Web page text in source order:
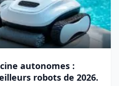
autonomes :
robots de 2026.